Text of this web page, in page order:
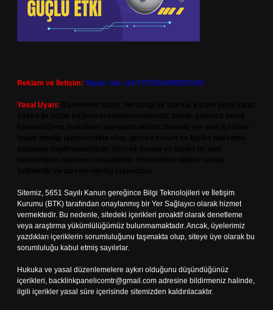
Reklam ve İletişim: Skype: live:.cid.575569c608265c69
Yasal Uyarı:
Sitemiz, 5651 Sayılı Kanun gereğince Bilgi Teknolojileri ve İletişim
Kurumu (BTK) tarafından onaylanmış bir Yer Sağlayıcı olarak hizmet
vermektedir. Bu nedenle, sitedeki içerikleri proaktif olarak denetleme
veya araştırma yükümlülüğümüz bulunmamaktadır. Ancak, üyelerimiz
yazdıkları içeriklerin sorumluluğunu taşımakta olup, siteye üye olarak bu
sorumluluğu kabul etmiş sayılırlar.
Hukuka ve yasal düzenlemelere aykırı olduğunu düşündüğünüz
içerikleri, backlinkpanelicomtr@gmail.com adresine bildirmeniz halinde,
ilgili içerikler yasal süre içerisinde sitemizden kaldırılacaktır.